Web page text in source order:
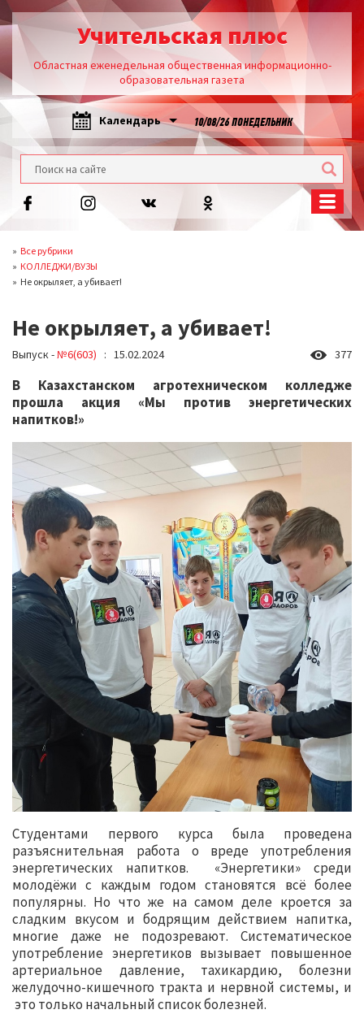
Учительская плюс
Областная еженедельная общественная информационно-
образовательная газета
Календарь 10/08/26 ПОНЕДЕЛЬНИК
Все рубрики
КОЛЛЕДЖИ/ВУЗЫ
Не окрыляет, а убивает!
Не окрыляет, а убивает!
Выпуск -№6(603) : 15.02.2024 377
В Казахстанском агротехническом колледже
прошла акция «Мы против энергетических
напитков!»
Студентами первого курса была проведена
разъяснительная работа о вреде употребления
энергетических напитков. «Энергетики» среди
молодёжи с каждым годом становятся всё более
популярны. Но что же на самом деле кроется за
сладким вкусом и бодрящим действием напитка,
многие даже не подозревают. Систематическое
употребление энергетиков вызывает повышенное
артериальное давление, тахикардию, болезни
желудочно-кишечного тракта и нервной системы, и
это только начальный список болезней.